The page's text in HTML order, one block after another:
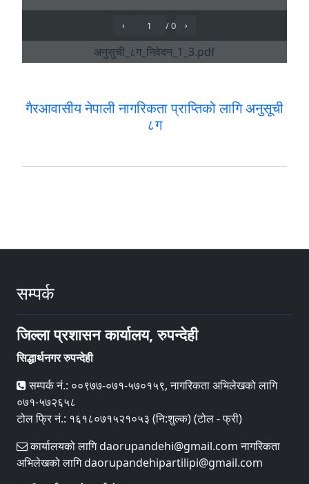
गैरआवासीय नेपाली नागरिकता प्राप्तिको लागि अनुसूची
८ग
सम्पर्क
जिल्ला प्रशासन कार्यालय, रुपन्देही
सिद्धार्थनगर रुपन्देही
सम्पर्क नं.: ००९७७-०७१-५७०१५९, नागरिकता अभिलेखको लागि
०७१-५७२६५८
टोल फ्रि नं.: १६१८०७१५२१०५३ (नि:शुल्क) (टोल - फ्री)
कार्यालयको लागि daorupandehi@gmail.com नागरिकता
अभिलेखको लागि daorupandehipartilipi@gmail.com